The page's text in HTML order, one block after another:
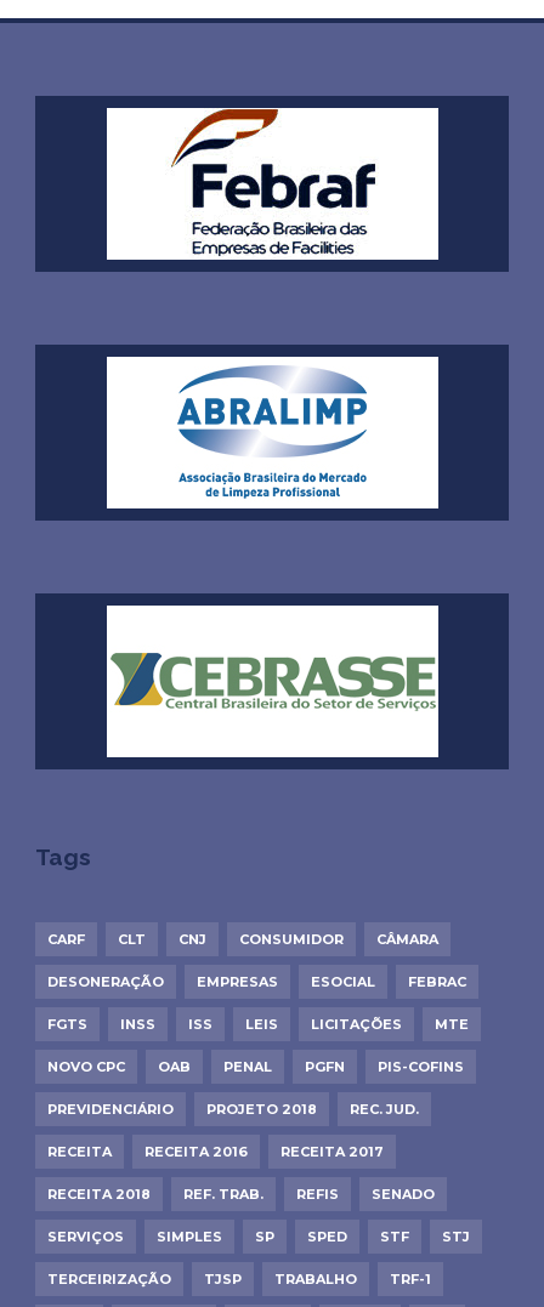
Tags
CARF CLT CNJ CONSUMIDOR CÂMARA
DESONERAÇÃO EMPRESAS ESOCIAL FEBRAC
FGTS INSS ISS LEIS LICITAÇÕES MTE
NOVO CPC OAB PENAL PGFN PIS-COFINS
PREVIDENCIÁRIO PROJETO 2018 REC. JUD.
RECEITA RECEITA 2016 RECEITA 2017
RECEITA 2018 REF. TRAB. REFIS SENADO
SERVIÇOS SIMPLES SP SPED STF STJ
TERCEIRIZAÇÃO TJSP TRABALHO TRF-1